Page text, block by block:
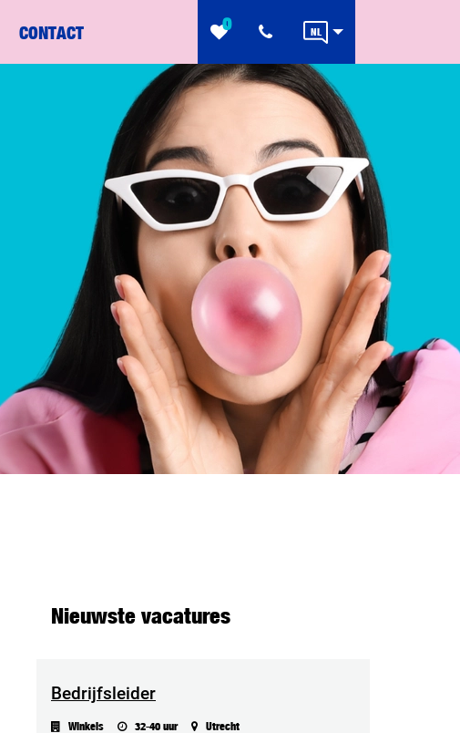
CONTACT 0 NL
Nieuwste vacatures
Bedrijfsleider
Winkels 32-40 uur Utrecht